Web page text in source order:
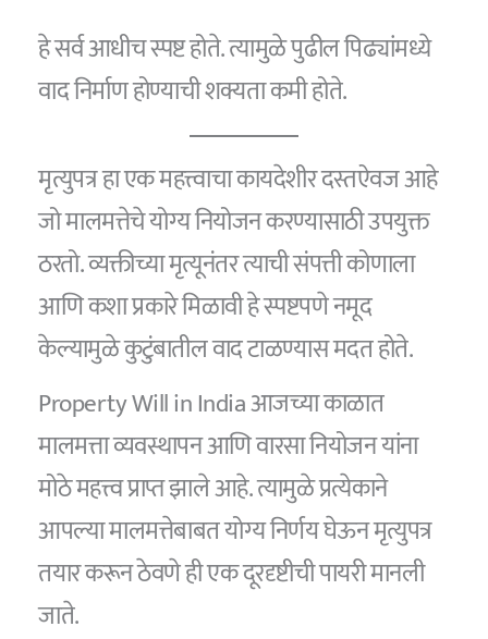
हे सर्व आधीच स्पष्ट होते. त्यामुळे पुढील पिढ्यांमध्ये
वाद निर्माण होण्याची शक्यता कमी होते.
मृत्युपत्र हा एक महत्त्वाचा कायदेशीर दस्तऐवज आहे
जो मालमत्तेचे योग्य नियोजन करण्यासाठी उपयुक्त
ठरतो. व्यक्तीच्या मृत्यूनंतर त्याची संपत्ती कोणाला
आणि कशा प्रकारे मिळावी हे स्पष्टपणे नमूद
केल्यामुळे कुटुंबातील वाद टाळण्यास मदत होते.
Property Will in India आजच्या काळात
मालमत्ता व्यवस्थापन आणि वारसा नियोजन यांना
मोठे महत्त्व प्राप्त झाले आहे. त्यामुळे प्रत्येकाने
आपल्या मालमत्तेबाबत योग्य निर्णय घेऊन मृत्युपत्र
तयार करून ठेवणे ही एक दूरदृष्टीची पायरी मानली
जाते.